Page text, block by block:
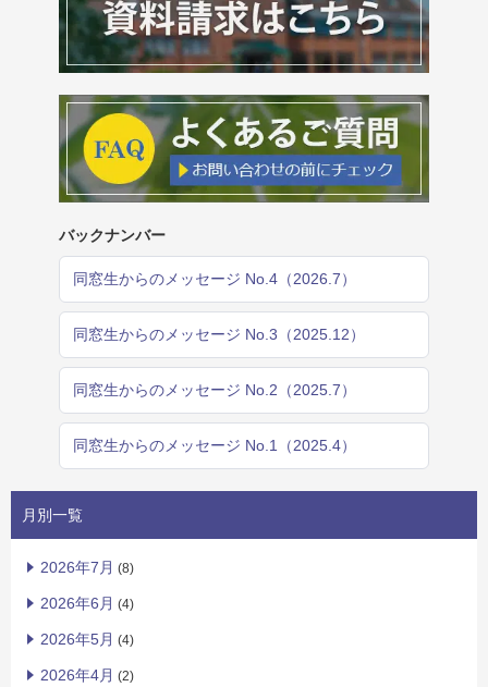
バックナンバー
同窓生からのメッセージ No.4（2026.7）
同窓生からのメッセージ No.3（2025.12）
同窓生からのメッセージ No.2（2025.7）
同窓生からのメッセージ No.1（2025.4）
月別一覧
2026年7月 (8)
2026年6月 (4)
2026年5月 (4)
2026年4月 (2)